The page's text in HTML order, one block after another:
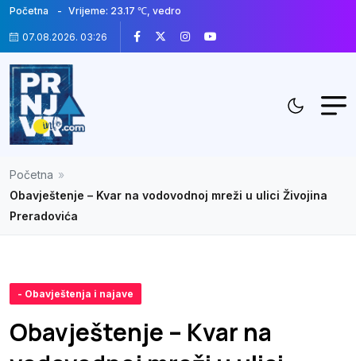
Početna Vrijeme: 23.17 ℃, vedro
07.08.2026. 03:26
Početna »
Obavještenje – Kvar na vodovodnoj mreži u ulici Živojina
Preradovića
- Obavještenja i najave
Obavještenje – Kvar na